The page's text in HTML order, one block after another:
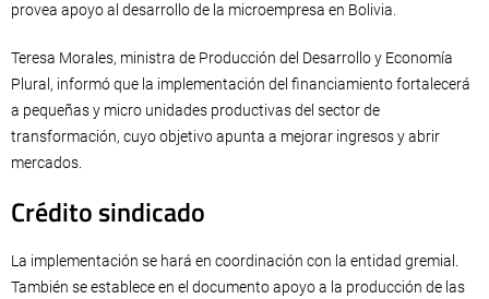
provea apoyo al desarrollo de la microempresa en Bolivia.
Teresa Morales, ministra de Producción del Desarrollo y Economía
Plural, informó que la implementación del financiamiento fortalecerá
a pequeñas y micro unidades productivas del sector de
transformación, cuyo objetivo apunta a mejorar ingresos y abrir
mercados.
Crédito sindicado
La implementación se hará en coordinación con la entidad gremial.
También se establece en el documento apoyo a la producción de las